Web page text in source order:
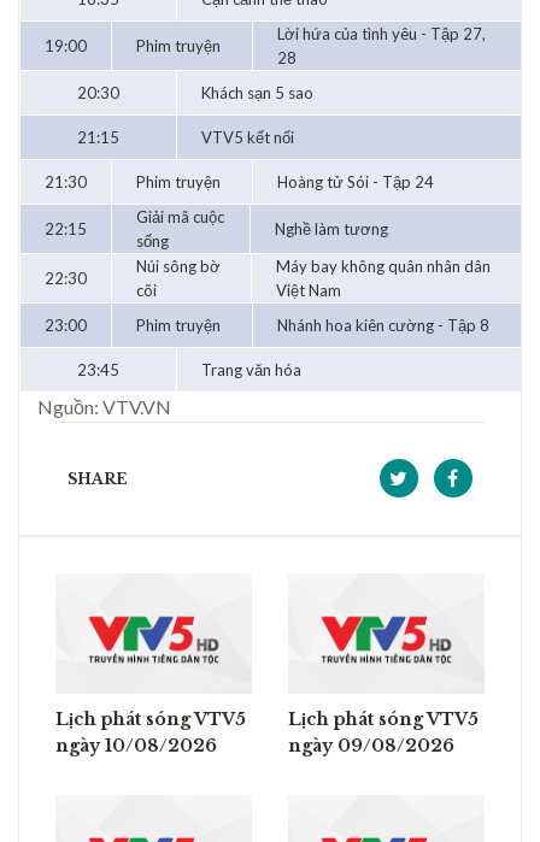
19:00 Phim truyện
Lời hứa của tình yêu - Tập 27,
28
20:30
Khách sạn 5 sao
21:15 VTV5 kết nối
21:30 Phim truyện Hoàng tử Sói - Tập 24
22:15
Giải mã cuộc
sống
Nghề làm tương
22:30
Núi sông bờ
cõi
Máy bay không quân nhân dân
Việt Nam
23:00
Phim truyện Nhánh hoa kiên cường - Tập 8
23:45 Trang văn hóa
Nguồn: VTV.VN
SHARE
Lịch phát sóng VTV5
ngày 10/08/2026
Lịch phát sóng VTV5
ngày 09/08/2026